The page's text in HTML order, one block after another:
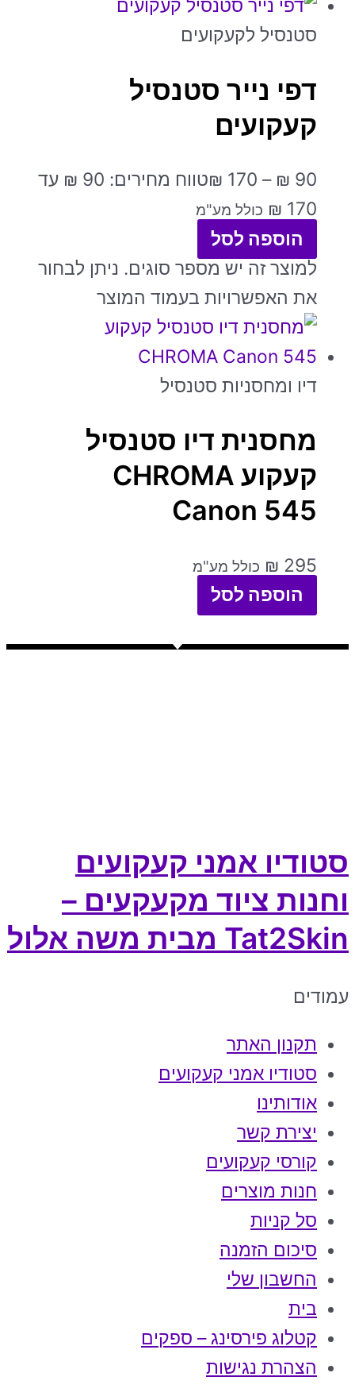
סטנסיל לקעקועים
דפי נייר סטנסיל
קעקועים
₪ 90
–
₪ 170
טווח מחירים: ⁦₪ 90⁩ עד
כולל מע"מ
הוספה לסל
למוצר זה יש מספר סוגים. ניתן לבחור
את האפשרויות בעמוד המוצר
דיו ומחסניות סטנסיל
מחסנית דיו סטנסיל
קעקוע CHROMA
Canon 545
₪ 295 כולל מע"מ
הוספה לסל
סטודיו אמני קעקועים
וחנות ציוד מקעקעים –
Tat2Skin מבית משה אלול
עמודים
תקנון האתר
סטודיו אמני קעקועים
אודותינו
יצירת קשר
קורסי קעקועים
חנות מוצרים
סל קניות
סיכום הזמנה
החשבון שלי
בית
קטלוג פירסינג – ספקים
הצהרת נגישות